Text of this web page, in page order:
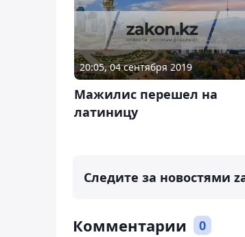
20:05, 04 сентября 2019
Мажилис перешел на
латиницу
Следите за новостями
Комментарии 0